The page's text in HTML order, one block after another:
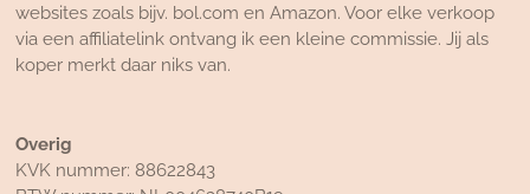
websites zoals bijv. bol.com en Amazon. Voor elke verkoop
via een affiliatelink ontvang ik een kleine commissie. Jij als
koper merkt daar niks van.
Overig
KVK nummer: 88622843